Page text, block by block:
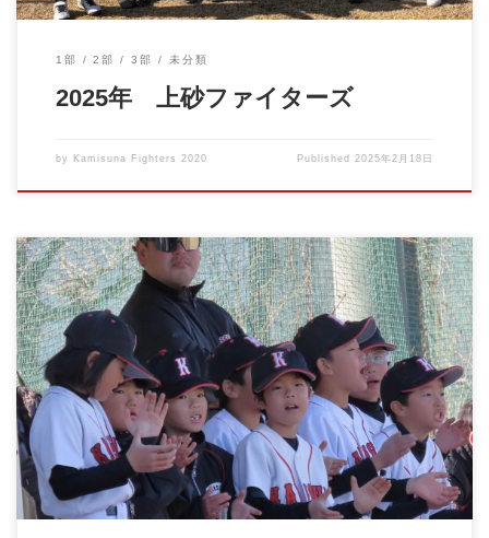
1部 2部 3部 未分類
2025年 上砂ファイターズ
by Kamisuna Fighters 2020 Published2025年2月18日
新体制の2部・3部になり、初めての練習試合です。 対戦相手は小
宮シャークスさんで […]